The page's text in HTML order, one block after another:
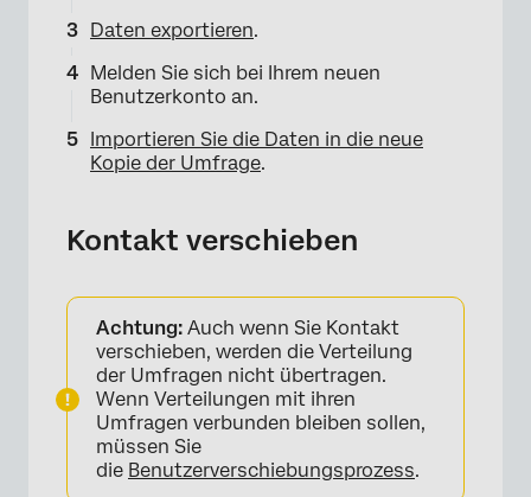
Daten exportieren.
Melden Sie sich bei Ihrem neuen
Benutzerkonto an.
Importieren Sie die Daten in die neue
Kopie der Umfrage.
Kontakt verschieben
Achtung: Auch wenn Sie Kontakt
verschieben, werden die Verteilung
der Umfragen nicht übertragen.
Wenn Verteilungen mit ihren
Umfragen verbunden bleiben sollen,
müssen Sie
die Benutzerverschiebungsprozess.